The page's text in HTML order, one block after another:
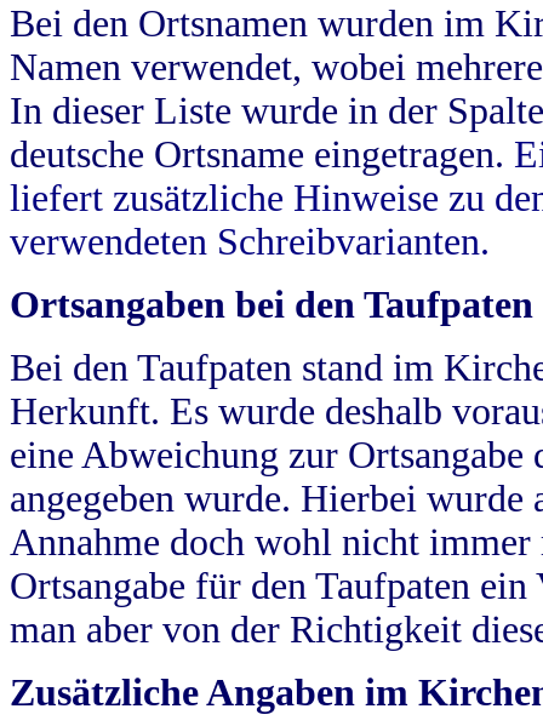
Bei den Ortsnamen wurden im
Namen verwendet, wobei
In dieser Liste wurde in der
deutsche Ortsname eingetragen.
liefert zusätzliche Hinweise zu
verwendeten Schreibvarianten.
Ortsangaben bei den Taufpaten
Bei den Taufpaten stand im
Herkunft. Es wurde deshalb
eine Abweichung zur
angegeben wurde. Hierbei wurde
Annahme doch wohl nicht
Ortsangabe für den Taufpaten
man aber von der Richtigkeit
Zusätzliche Angaben im